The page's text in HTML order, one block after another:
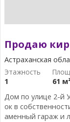
Продаю
Астраханская
1
61
Дом по улице 2-й
ок в
аменный гараж и